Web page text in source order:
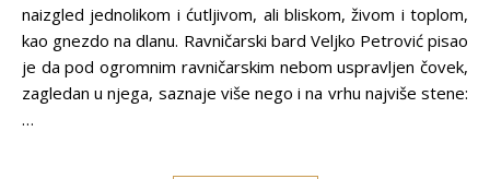
naizgled jednolikom i ćutljivom, ali bliskom, živom i toplom,
kao gnezdo na dlanu. Ravničarski bard Veljko Petrović pisao
je da pod ogromnim ravničarskim nebom uspravljen čovek,
zagledan u njega, saznaje više nego i na vrhu najviše stene:
…